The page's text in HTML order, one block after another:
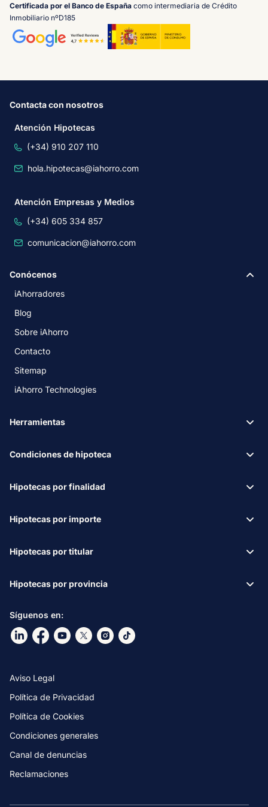
Certificada por el Banco de España como intermediaria de Crédito
Inmobiliario nºD185
Contacta con nosotros
Atención Hipotecas
(+34) 910 207 110
hola.hipotecas@iahorro.com
Atención Empresas y Medios
(+34) 605 334 857
comunicacion@iahorro.com
Síguenos en:
Ir a nuestro Linkdin
Ir a nuestro Facebook
Ir a nuestro canal de Youtube
Ir a nuestro X
Ir a nuestro Instagram
Ir a nuestro TikTok
Aviso Legal
Política de Privacidad
Política de Cookies
Condiciones generales
Canal de denuncias
Reclamaciones
Conócenos
iAhorradores
Blog
Sobre iAhorro
Contacto
Sitemap
iAhorro Technologies
Herramientas
Condiciones de hipoteca
Hipotecas por finalidad
Hipotecas por importe
Hipotecas por titular
Hipotecas por provincia